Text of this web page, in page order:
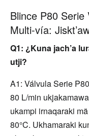
Blince P80
Multi-vía:
Q1: ¿Kuna jach’a
utji?
A1: Válvula Serie
80 L/min
ukampi irnaqaraki
80°C. Ukhamaraki